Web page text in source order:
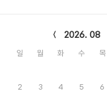
2026. 08
일 월 화 수 목
2
3 4 5 6